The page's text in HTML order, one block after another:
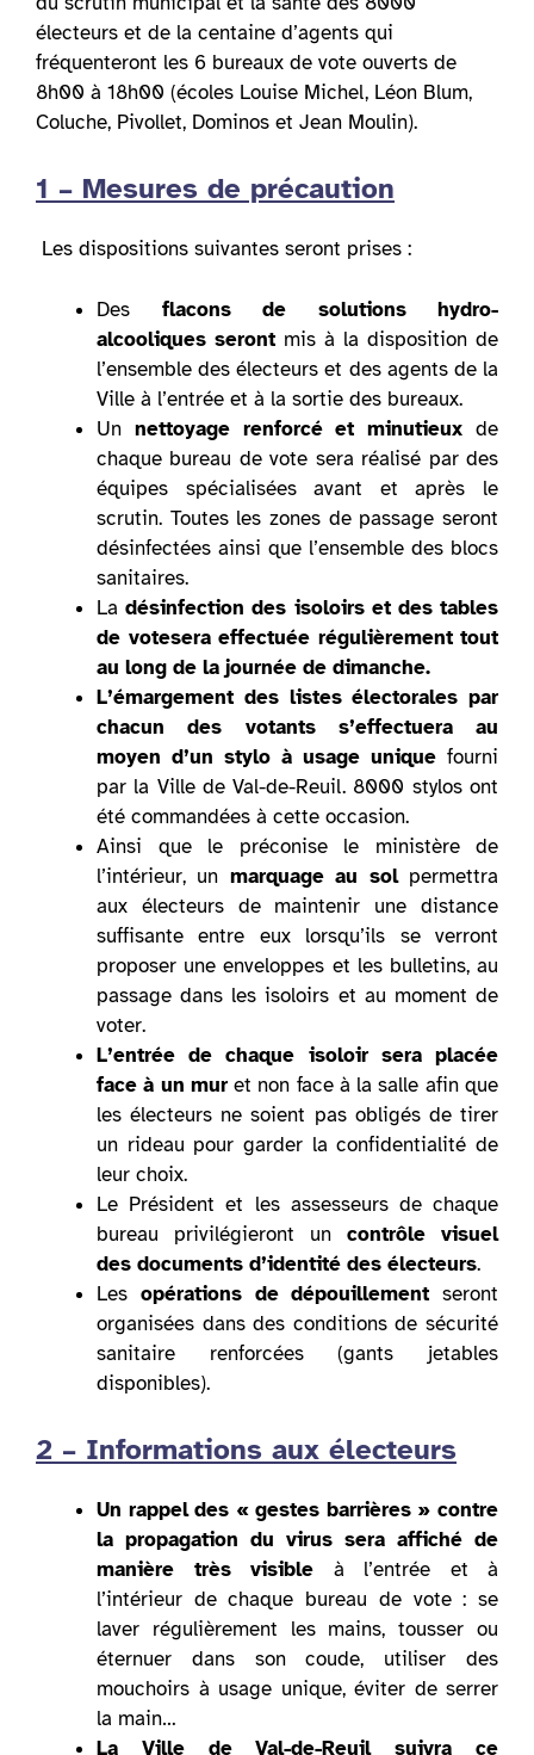
électeurs et de la centaine d’agents qui
fréquenteront les 6 bureaux de vote ouverts de
8h00 à 18h00 (écoles Louise Michel, Léon Blum,
Coluche, Pivollet, Dominos et Jean Moulin).
1 – Mesures de précaution
Les dispositions suivantes seront prises :
Des flacons de solutions hydro-
alcooliques seront mis à la disposition de
l’ensemble des électeurs et des agents de la
Ville à l’entrée et à la sortie des bureaux.
Un nettoyage renforcé et minutieuxde
chaque bureau de vote sera réalisé par des
équipes spécialisées avant et après le
scrutin. Toutes les zones de passage seront
désinfectées ainsi que l’ensemble des blocs
sanitaires.
Ladésinfection des isoloirs et des tables
de votesera effectuée régulièrement tout
au long de la journée de dimanche.
L’émargement des listes électorales par
chacun des votants s’effectuera au
moyen d’un stylo à usage unique fourni
par la Ville de Val-de-Reuil. 8000 stylos ont
été commandées à cette occasion.
Ainsi que le préconise le ministère de
l’intérieur, un marquage au sol permettra
aux électeurs de maintenir une distance
suffisante entre eux lorsqu’ils se verront
proposer une enveloppes et les bulletins, au
passage dans les isoloirs et au moment de
voter.
L’entrée de chaque isoloir sera placée
face à un muret non face à la salle afin que
les électeurs ne soient pas obligés de tirer
un rideau pour garder la confidentialité de
leur choix.
Le Président et les assesseurs de chaque
bureau privilégieront un contrôle visuel
des documents d’identité des électeurs.
Les opérations de dépouillement seront
organisées dans des conditions de sécurité
sanitaire renforcées (gants jetables
disponibles).
2 – Informations aux électeurs
Un rappel des « gestes barrières » contre
la propagation du virus sera affiché de
manière très visible à l’entrée et à
l’intérieur de chaque bureau de vote : se
laver régulièrement les mains, tousser ou
éternuer dans son coude, utiliser des
mouchoirs à usage unique, éviter de serrer
la main…
La Ville de Val-de-Reuil suivra ce